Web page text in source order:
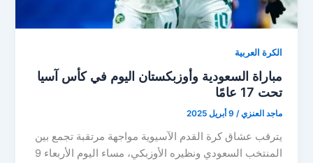
الكرة العربية
مباراة السعودية وأوزبكستان اليوم في كأس آسيا
تحت 17 عامًا
ماجد العنزي/ 9 أبريل 2025
يترقب عشاق كرة القدم الآسيوية مواجهة مرتقبة تجمع بين
المنتخب السعودي ونظيره الأوزبكي، مساء اليوم الأربعاء 9